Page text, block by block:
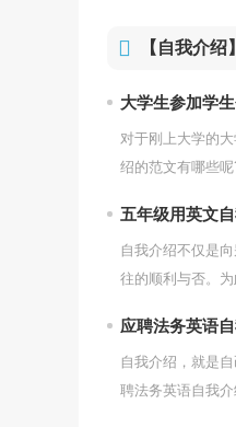
【自我介绍】
大学生参加学
对于刚上大学的
绍的范文有哪些
五年级用英文
自我介绍不仅是
往的顺利与否。
应聘法务英语
自我介绍，就是
聘法务英语自我